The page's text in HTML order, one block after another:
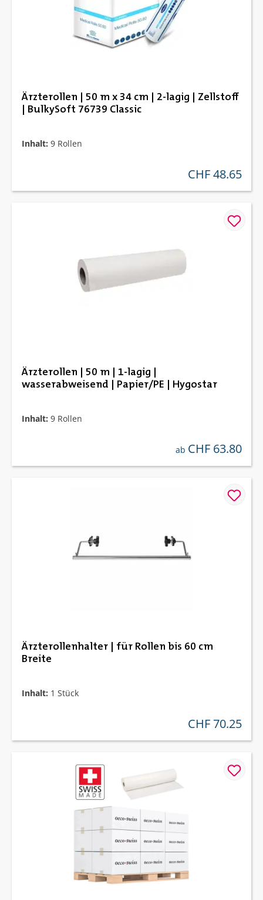
Ärzterollen | 50 m x 34 cm | 2-lagig | Zellstoff
| BulkySoft 76739 Classic
Inhalt: 9 Rollen
regulärer preis:
CHF 48.65
Ärzterollen | 50 m | 1-lagig |
wasserabweisend | Papier/PE | Hygostar
Inhalt: 9 Rollen
regulärer preis:
ab CHF 63.80
Ärzterollenhalter | für Rollen bis 60 cm
Breite
Inhalt: 1 Stück
regulärer preis:
CHF 70.25